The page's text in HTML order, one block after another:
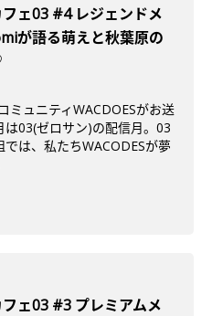
ェ03 #4 レジェンドメ
が語る萌えと秋葉原の
ミュニティWACDOESがお送
03(ゼロサン)の配信月。03
は、私たちWACODESが夢
ェ03 #3 プレミアムメ